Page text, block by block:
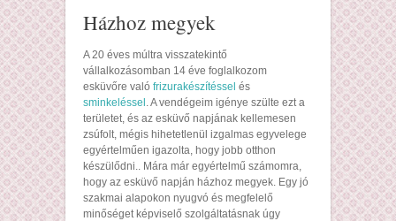
Házhoz megyek
A 20 éves múltra visszatekintő
vállalkozásomban 14 éve foglalkozom
esküvőre való frizurakészítéssel és
sminkeléssel . A vendégeim igénye szülte ezt a
területet, és az esküvő napjának kellemesen
zsúfolt, mégis hihetetlenül izgalmas egyvelege
egyértelműen igazolta, hogy jobb otthon
készülődni.. Mára már egyértelmű számomra,
hogy az esküvő napján házhoz megyek. Egy jó
szakmai alapokon nyugvó és megfelelő
minőséget képviselő szolgáltatásnak úgy